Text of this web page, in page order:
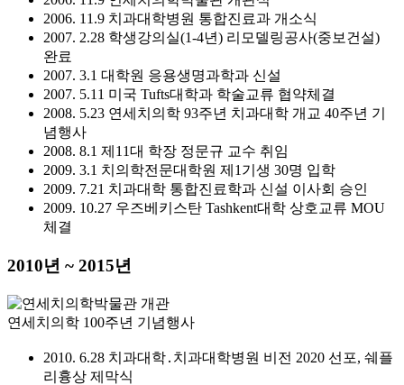
2006. 11.9 치과대학병원 통합진료과 개소식
2007. 2.28 학생강의실(1-4년) 리모델링공사(중보건설)
완료
2007. 3.1 대학원 응용생명과학과 신설
2007. 5.11 미국 Tufts대학과 학술교류 협약체결
2008. 5.23 연세치의학 93주년 치과대학 개교 40주년 기
념행사
2008. 8.1 제11대 학장 정문규 교수 취임
2009. 3.1 치의학전문대학원 제1기생 30명 입학
2009. 7.21 치과대학 통합진료학과 신설 이사회 승인
2009. 10.27 우즈베키스탄 Tashkent대학 상호교류 MOU
체결
2010년 ~ 2015년
연세치의학 100주년 기념행사
2010. 6.28 치과대학․치과대학병원 비전 2020 선포, 쉐플
리흉상 제막식